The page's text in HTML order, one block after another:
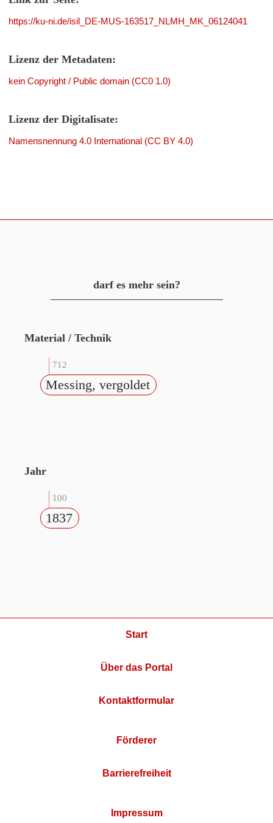
https://ku-ni.de/isil_DE-MUS-163517_NLMH_MK_06124041
Lizenz der Metadaten:
kein Copyright / Public domain (CC0 1.0)
Lizenz der Digitalisate:
Namensnennung 4.0 International (CC BY 4.0)
darf es mehr sein?
Material / Technik
712
Messing, vergoldet
Jahr
100
1837
Start
Über das Portal
Kontaktformular
Förderer
Barrierefreiheit
Impressum